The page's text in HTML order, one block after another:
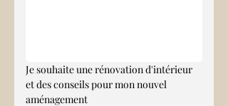
Je souhaite une rénovation d'intérieur
et des conseils pour mon nouvel